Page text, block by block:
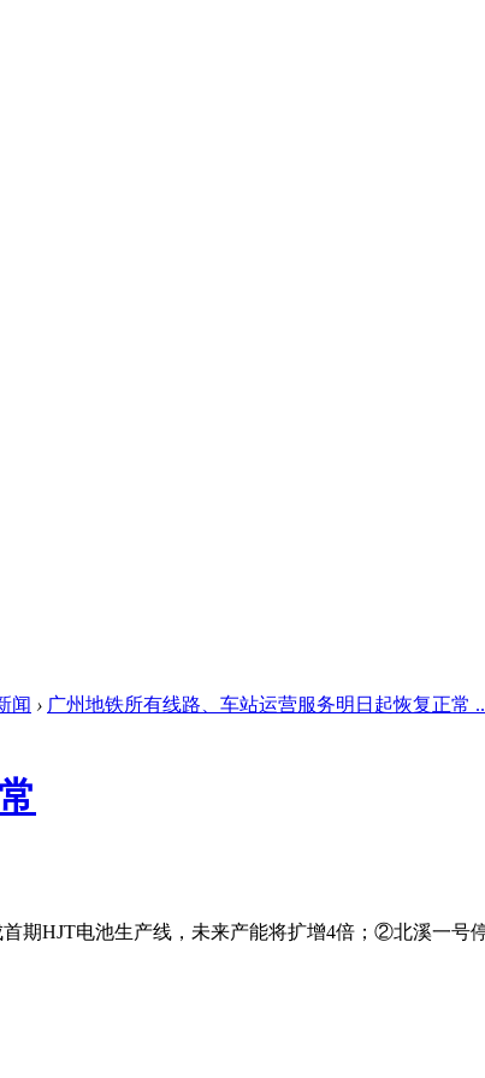
闻 › 广州地铁所有线路、车站运营服务明日起恢复正常
HJT电池生产线，未来产能将扩增4倍；②北溪一号